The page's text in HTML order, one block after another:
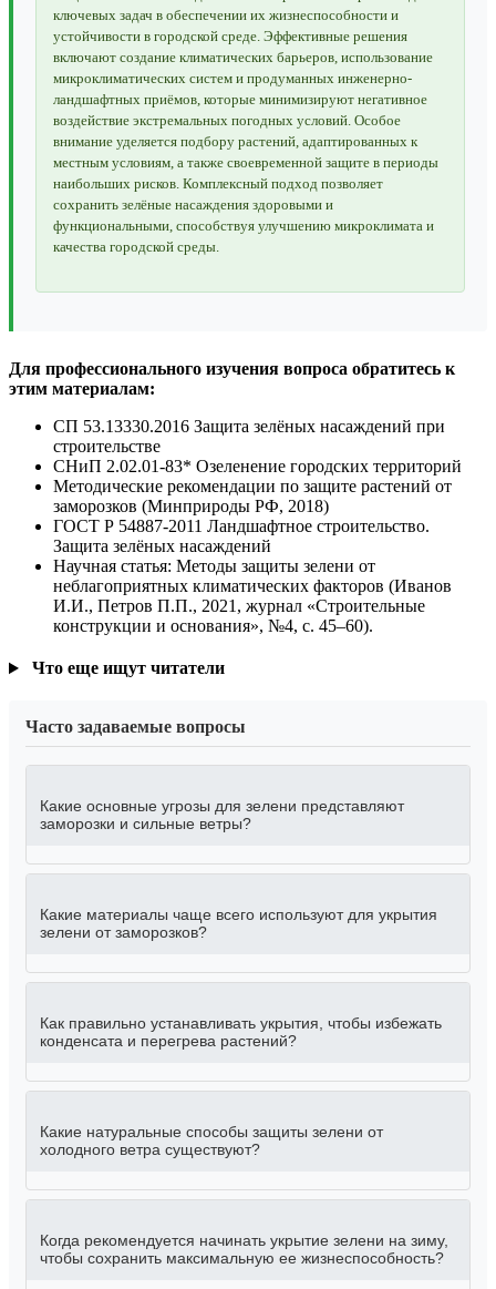
ключевых задач в обеспечении их жизнеспособности и
устойчивости в городской среде. Эффективные решения
включают создание климатических барьеров, использование
микроклиматических систем и продуманных инженерно-
ландшафтных приёмов, которые минимизируют негативное
воздействие экстремальных погодных условий. Особое
внимание уделяется подбору растений, адаптированных к
местным условиям, а также своевременной защите в периоды
наибольших рисков. Комплексный подход позволяет
сохранить зелёные насаждения здоровыми и
функциональными, способствуя улучшению микроклимата и
качества городской среды.
Для профессионального изучения вопроса обратитесь к
этим материалам:
СП 53.13330.2016 Защита зелёных насаждений при
строительстве
СНиП 2.02.01-83* Озеленение городских территорий
Методические рекомендации по защите растений от
заморозков (Минприроды РФ, 2018)
ГОСТ Р 54887-2011 Ландшафтное строительство.
Защита зелёных насаждений
Научная статья: Методы защиты зелени от
неблагоприятных климатических факторов (Иванов
И.И., Петров П.П., 2021, журнал «Строительные
конструкции и основания», №4, с. 45–60).
Что еще ищут читатели
Часто задаваемые вопросы
Какие основные угрозы для зелени представляют
заморозки и сильные ветры?
Какие материалы чаще всего используют для укрытия
зелени от заморозков?
Как правильно устанавливать укрытия, чтобы избежать
конденсата и перегрева растений?
Какие натуральные способы защиты зелени от
холодного ветра существуют?
Когда рекомендуется начинать укрытие зелени на зиму,
чтобы сохранить максимальную ее жизнеспособность?